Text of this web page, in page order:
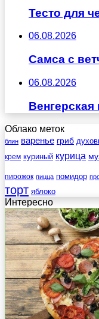
Тесто для
06.08.2026
Самса с
06.08.2026
Венгерская
Облако меток
блин варенье гриб
крем куриный курица
пирожок пицца помидор
торт яблоко
Интересно